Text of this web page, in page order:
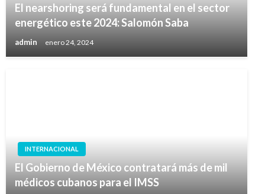
El nearshoring será fundamental en el sector
energético este 2024: Salomón Saba
admin enero 24, 2024
INTERNACIONAL
El Gobierno de México contratará más de mil
médicos cubanos para el IMSS